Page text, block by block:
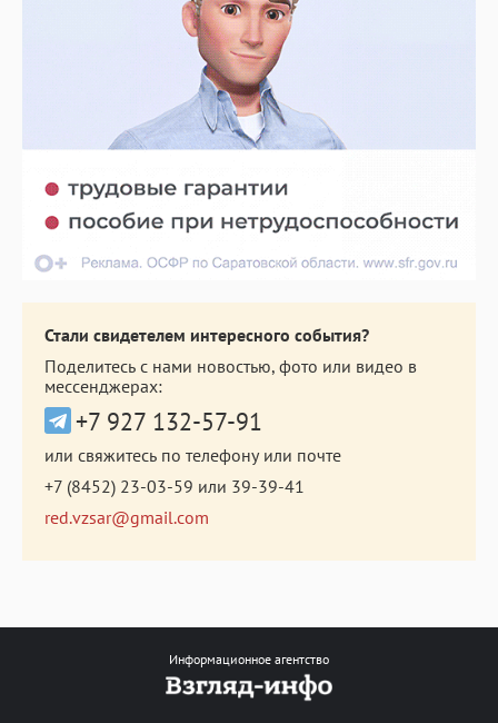
Стали свидетелем интересного события?
Поделитесь с нами новостью, фото или видео в
мессенджерах:
+7 927 132-57-91
или свяжитесь по телефону или почте
+7 (8452) 23-03-59 или 39-39-41
red.vzsar@gmail.com
Информационное агентство